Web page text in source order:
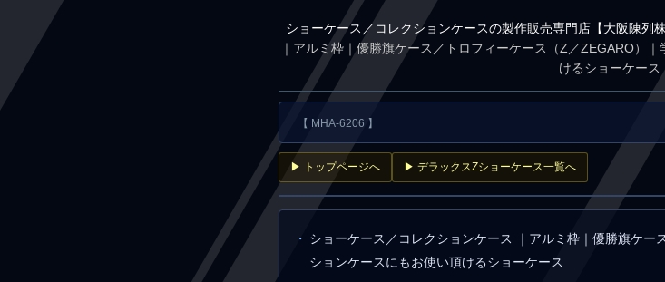
ショーケース／コレクションケースの製作販売専門店【大阪陳列株
｜アルミ枠｜優勝旗ケース／トロフィーケース（Z／ZEGARO）
けるショーケース
【 MHA-6206 】
▶ トップページへ ▶ デラックスZショーケース一覧へ
ショーケース／コレクションケース ｜アルミ枠｜優勝旗ケー
ションケースにもお使い頂けるショーケース